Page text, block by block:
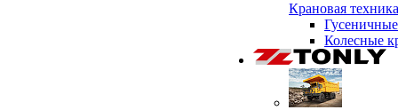
Крановая
Колесные